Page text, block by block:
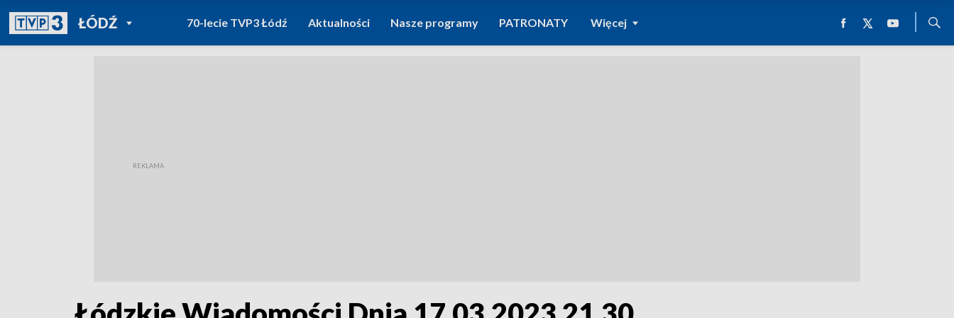
ŁÓDŹPOWRÓT DO
TVP REGIONY
70-lecie TVP3 Łódź Aktualności Nasze programy PATRONATY Więcej